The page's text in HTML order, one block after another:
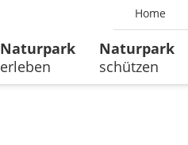
Home
Naturpark
erleben
Naturpark
schützen